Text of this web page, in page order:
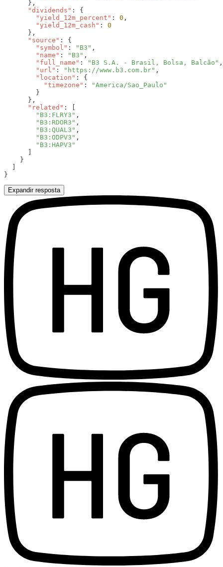
      "dividends"
        "yield_12m_percent"
: 0
        "yield_12m_cash"
:
      "source"
        "symbol"
: "B3"
        "name"
: "B3"
        "full_name"
:
"B3 S.A. - Brasil, Bolsa, Balcão"
        "url"
: "https://www.b3.com.br"
        "location"
          "timezone"
:
      "related"
        "B3:FLRY3"
        "B3:RDOR3"
        "B3:QUAL3"
        "B3:ODPV3"
Expandir resposta